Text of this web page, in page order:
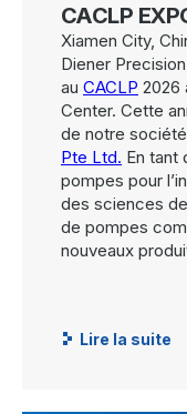
CACLP
Xiamen City,
Diener
au CACLP 2026
Center. Cette
de notre
Pte Ltd. En tant
pompes pour
des sciences
de pompes
nouveaux
Lire la suite